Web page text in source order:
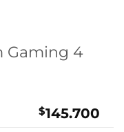
Gaming 4
$145.700